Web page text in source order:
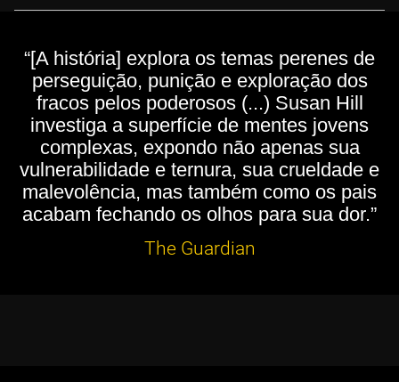
“[A história] explora os temas perenes de
perseguição, punição e exploração dos
fracos pelos poderosos (...) Susan Hill
investiga a superfície de mentes jovens
complexas, expondo não apenas sua
vulnerabilidade e ternura, sua crueldade e
malevolência, mas também como os pais
acabam fechando os olhos para sua dor.”
The Guardian